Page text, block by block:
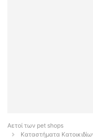
Αετοί των pet shops
Καταστήματα